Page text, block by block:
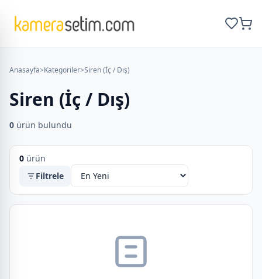
Anasayfa>Kategoriler>Siren (İç / Dış)
Siren (İç / Dış)
0 ürün bulundu
0 ürün
Filtrele